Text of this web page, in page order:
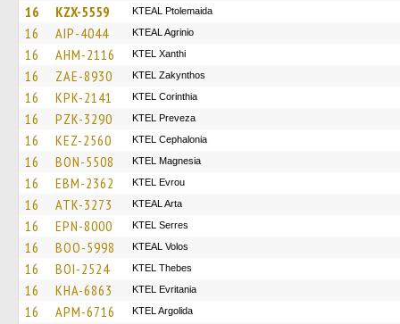
16 KZX-5559 KTEAL Ptolemaida
16 AIP-4044 KTEAL Agrinio
16 AHM-2116 KTEL Xanthi
16 ZAE-8930 KTEL Zakynthos
16 KPK-2141 KTEL Corinthia
16 PZK-3290 KTEL Preveza
16 KEZ-2560 KTEL Cephalonia
16 BON-5508 ΚΤΕL Magnesia
16 EBM-2362 KTEL Evrou
16 ATK-3273 KTEAL Arta
16 EPN-8000 KTEL Serres
16 BOO-5998 KTEAL Volos
16 BOI-2524 KTEL Thebes
16 KHA-6863 ΚΤΕL Evritania
16 APM-6716 KTEL Argolida